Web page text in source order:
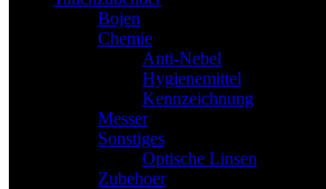
Bojen
Chemie
Anti-Nebel
Hygienemittel
Kennzeichnung
Messer
Sonstiges
Optische Linsen
Zubehoer